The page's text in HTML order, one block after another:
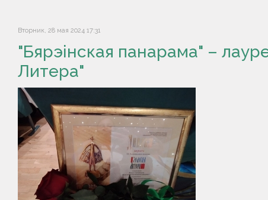
Вторник, 28 мая 2024 17:31
"Бярэiнская панарама" –
Литера"